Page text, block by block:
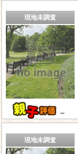
現地未調査
－
現地未調査